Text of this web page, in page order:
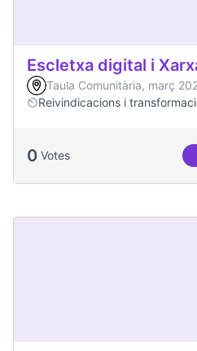
Escletxa digital i
Taula Comunitària, març
Reivindicacions i
0 Votes